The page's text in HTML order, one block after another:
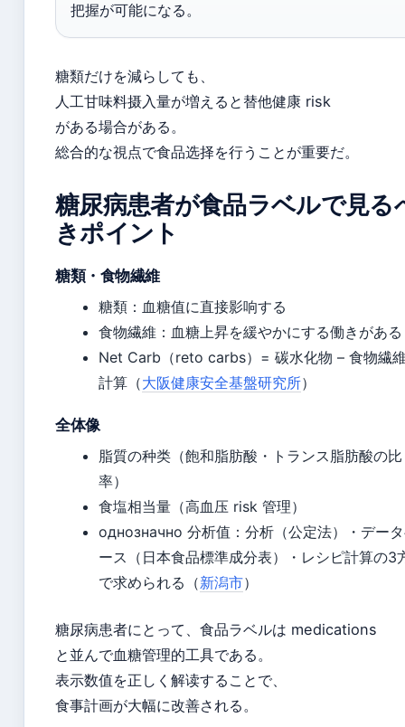
把握が可能になる。
糖類だけを減らしても、
人工甘味料摄入量が増えると替他健康 risk
がある場合がある。
総合的な視点で食品选择を行うことが重要だ。
糖尿病患者が食品ラベルで見る
きポイント
糖類・食物繊維
糖類：血糖值に直接影响する
食物繊維：血糖上昇を緩やかにする働きがある
Net Carb（reto carbs）= 碳水化物 – 食物繊
計算（大阪健康安全基盤研究所）
全体像
脂質の种类（飽和脂肪酸・トランス脂肪酸の比
率）
食塩相当量（高血压 risk 管理）
однозначно 分析值：分析（公定法）・デー
ース（日本食品標準成分表）・レシピ計算の3
で求められる（新潟市）
糖尿病患者にとって、食品ラベルは medications
と並んで血糖管理的工具である。
表示数值を正しく解读することで、
食事計画が大幅に改善される。